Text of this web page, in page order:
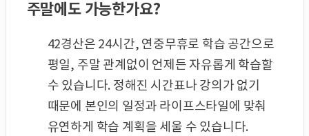
주말에도 가능한가요?
42경산은 24시간, 연중무휴로 학습 공간으로
평일, 주말 관계없이 언제든 자유롭게 학습할
수 있습니다. 정해진 시간표나 강의가 없기
때문에 본인의 일정과 라이프스타일에 맞춰
유연하게 학습 계획을 세울 수 있습니다.